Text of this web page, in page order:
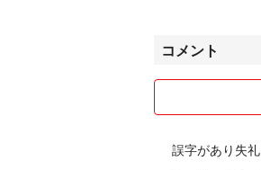
時間指定等は行
コメント
誤字があり失